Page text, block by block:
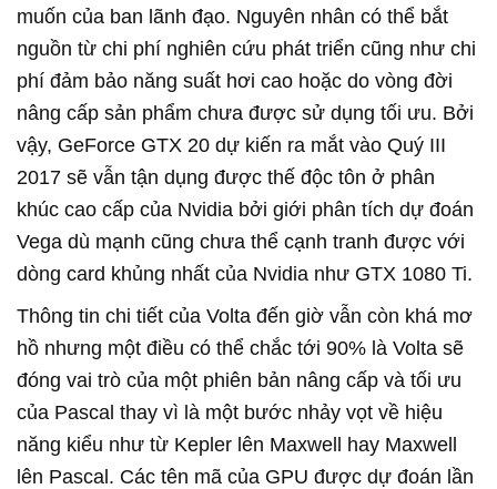
muốn của ban lãnh đạo. Nguyên nhân có thể bắt
nguồn từ chi phí nghiên cứu phát triển cũng như chi
phí đảm bảo năng suất hơi cao hoặc do vòng đời
nâng cấp sản phẩm chưa được sử dụng tối ưu. Bởi
vậy, GeForce GTX 20 dự kiến ra mắt vào Quý III
2017 sẽ vẫn tận dụng được thế độc tôn ở phân
khúc cao cấp của Nvidia bởi giới phân tích dự đoán
Vega dù mạnh cũng chưa thể cạnh tranh được với
dòng card khủng nhất của Nvidia như GTX 1080 Ti.
Thông tin chi tiết của Volta đến giờ vẫn còn khá mơ
hồ nhưng một điều có thể chắc tới 90% là Volta sẽ
đóng vai trò của một phiên bản nâng cấp và tối ưu
của Pascal thay vì là một bước nhảy vọt về hiệu
năng kiểu như từ Kepler lên Maxwell hay Maxwell
lên Pascal. Các tên mã của GPU được dự đoán lần